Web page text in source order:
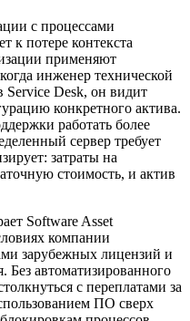
с процессами
к потере контекста
применяют
инженер технической
Service Desk, он видит
конкретного актива.
работать более
сервер требует
затраты на
стоимость, и актив
Software Asset
компании
зарубежных лицензий и
Без автоматизированного
с переплатами за
ПО сверх